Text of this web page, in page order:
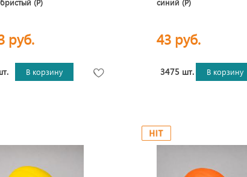
(Р)
руб.
В корзину
синий (Р)
43 руб.
3475 шт. В корзину